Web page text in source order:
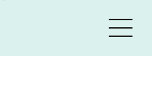
site